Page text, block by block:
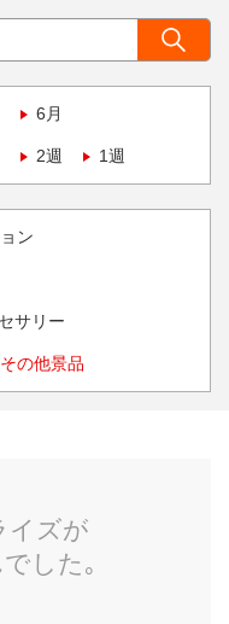
6月
2週 1週
ン
サリー
その他景品